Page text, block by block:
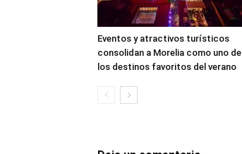
Eventos y atractivos turísticos
consolidan a Morelia como uno de
los destinos favoritos del verano